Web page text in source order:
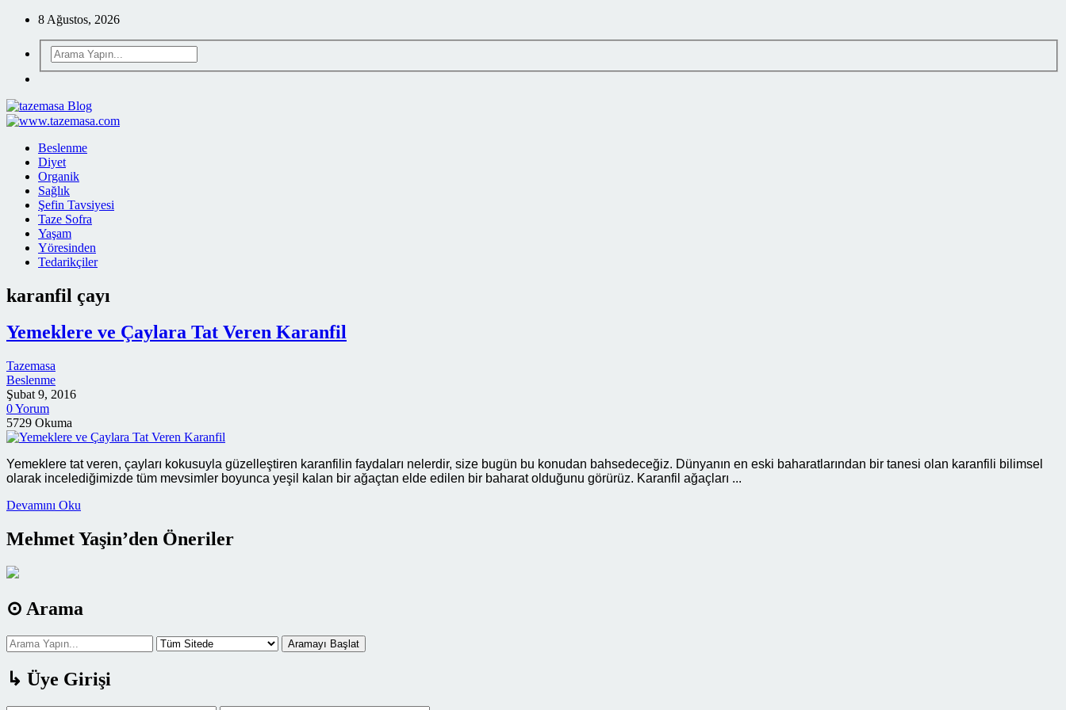
8 Ağustos, 2026
Beslenme
Diyet
Organik
Sağlık
Şefin Tavsiyesi
Taze Sofra
Yaşam
Yöresinden
Tedarikçiler
karanfil çayı
Yemeklere ve Çaylara Tat Veren Karanfil
Tazemasa
Beslenme
Şubat 9, 2016
0 Yorum
5729 Okuma
Yemeklere tat veren, çayları kokusuyla güzelleştiren karanfilin faydaları nelerdir, size bugün bu konudan bahsedeceğiz. Dünyanın en eski baharatlarından bir tanesi olan karanfili bilimsel
olarak incelediğimizde tüm mevsimler boyunca yeşil kalan bir ağaçtan elde edilen bir baharat olduğunu görürüz. Karanfil ağaçları ...
Devamını Oku
Mehmet Yaşin’den Öneriler
⊙ Arama
Aramayı Başlat
↳ Üye Girişi